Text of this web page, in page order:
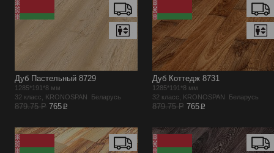
Дуб Пастельный 8729
1285*191*8 мм
32 класс, KRONOSPAN Беларусь
879.75 Р 765p
Дуб Коттедж 8731
1285*191*8 мм
32 класс, KRONOSPAN Беларусь
879.75 Р 765p